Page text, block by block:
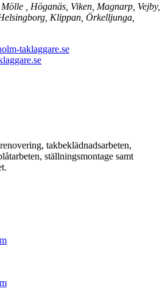
, Höganäs, Viken, Magnarp, Vejby,
Klippan, Örkelljunga,
taklaggare.se
takbeklädnadsarbeten,
ställningsmontage samt